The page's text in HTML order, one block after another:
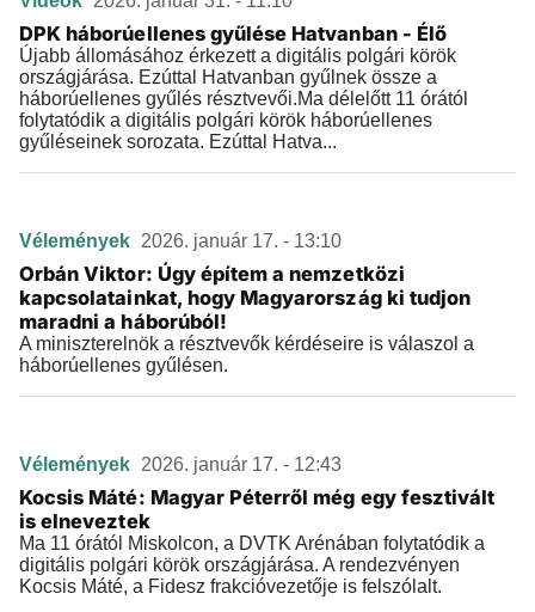
DPK háborúellenes gyűlése Hatvanban - Élő
Újabb állomásához érkezett a digitális polgári körök
országjárása. Ezúttal Hatvanban gyűlnek össze a
háborúellenes gyűlés résztvevői.Ma délelőtt 11 órától
folytatódik a digitális polgári körök háborúellenes
gyűléseinek sorozata. Ezúttal Hatva...
Vélemények 2026. január 17. - 13:10
Orbán Viktor: Úgy építem a nemzetközi
kapcsolatainkat, hogy Magyarország ki tudjon
maradni a háborúból!
A miniszterelnök a résztvevők kérdéseire is válaszol a
háborúellenes gyűlésen.
Vélemények 2026. január 17. - 12:43
Kocsis Máté: Magyar Péterről még egy fesztivált
is elneveztek
Ma 11 órától Miskolcon, a DVTK Arénában folytatódik a
digitális polgári körök országjárása. A rendezvényen
Kocsis Máté, a Fidesz frakcióvezetője is felszólalt.